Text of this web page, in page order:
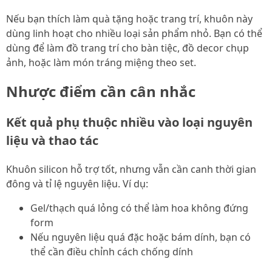
Nếu bạn thích làm quà tặng hoặc trang trí, khuôn này
dùng linh hoạt cho nhiều loại sản phẩm nhỏ. Bạn có thể
dùng để làm đồ trang trí cho bàn tiệc, đồ decor chụp
ảnh, hoặc làm món tráng miệng theo set.
Nhược điểm cần cân nhắc
Kết quả phụ thuộc nhiều vào loại nguyên
liệu và thao tác
Khuôn silicon hỗ trợ tốt, nhưng vẫn cần canh thời gian
đông và tỉ lệ nguyên liệu. Ví dụ:
Gel/thạch quá lỏng có thể làm hoa không đứng
form
Nếu nguyên liệu quá đặc hoặc bám dính, bạn có
thể cần điều chỉnh cách chống dính